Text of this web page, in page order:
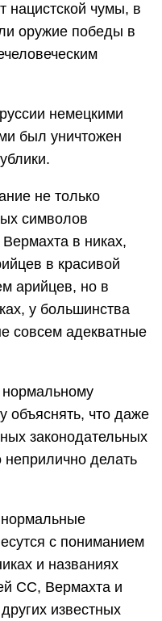
чумы, в
оружие победы в
немецкими
был уничтожен
не только
символов
в никах,
в красивой
арийцев, но в
у большинства
совсем адекватные
нормальному
объяснять, что даже
законодательных
неприлично делать
с пониманием
и названиях
СС, Вермахта и
известных